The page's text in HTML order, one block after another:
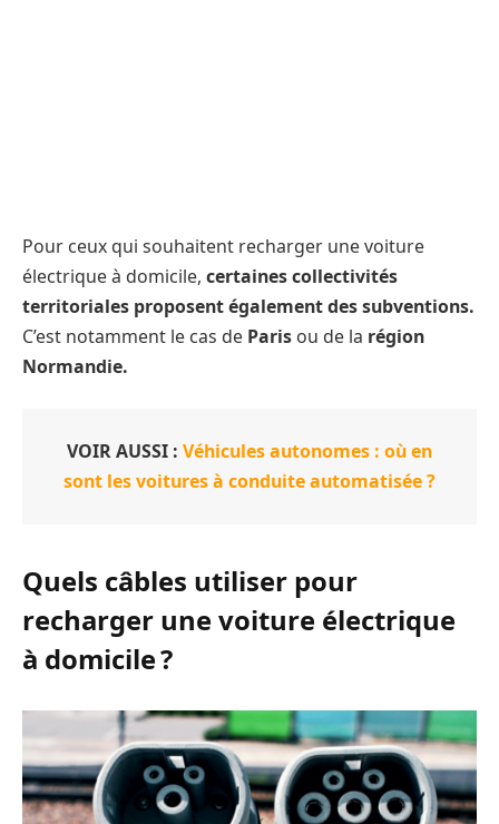
Pour ceux qui souhaitent recharger une voiture
électrique à domicile, certaines collectivités
territoriales proposent également des subventions.
C’est notamment le cas de Paris ou de la région
Normandie.
VOIR AUSSI : Véhicules autonomes : où en
sont les voitures à conduite automatisée ?
Quels câbles utiliser pour
recharger une voiture électrique
à domicile ?